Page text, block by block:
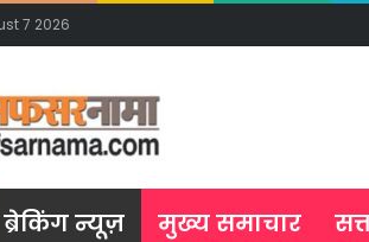
7 2026
ब्रेकिंग न्यूज़ मुख्य समाचार